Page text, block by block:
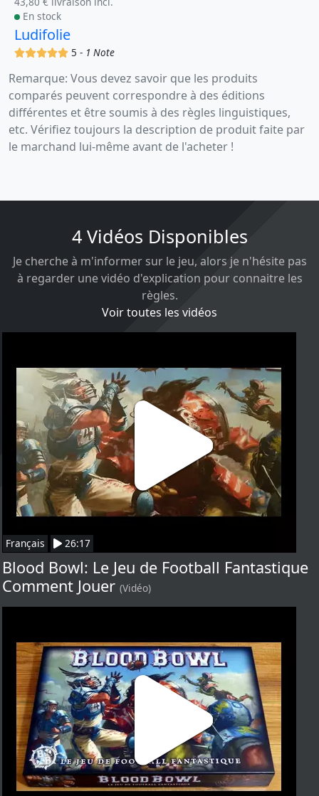
En stock
Ludifolie
(x)(x)(x)(x)(x)5 - 1 Note
Remarque: Vous devez savoir que les produits
comparés peuvent correspondre à des éditions
différentes et être soumis à des règles linguistiques,
etc. Vérifiez toujours la description de produit faite par
le marchand lui-même avant de l'acheter !
4 Vidéos Disponibles
Je cherche à m'informer sur le jeu, alors je n'hésite pas
à regarder une vidéo d'explication pour connaitre les
règles.
Voir toutes les vidéos
Français 26:17
Blood Bowl: Le Jeu de Football Fantastique
Comment Jouer (Vidéo)